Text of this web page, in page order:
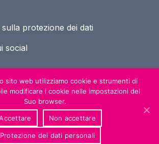
protezione dei dati
social
sito web utilizziamo cookie e strumenti di
modificare i cookie nelle impostazioni del
Suo browser.
Non accettare
Protezione dei dati personali